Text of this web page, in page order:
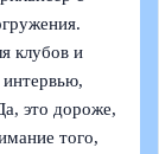
клубов и
интервью,
это дороже,
того,